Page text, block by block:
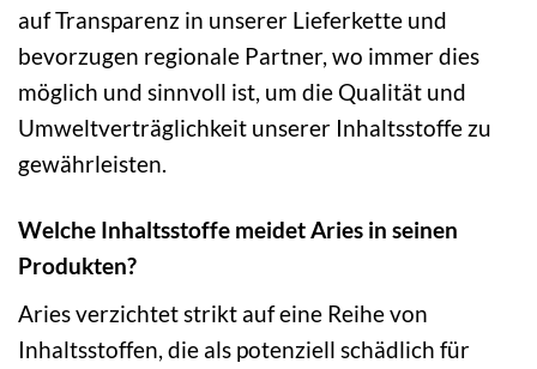
auf Transparenz in unserer Lieferkette und
bevorzugen regionale Partner, wo immer dies
möglich und sinnvoll ist, um die Qualität und
Umweltverträglichkeit unserer Inhaltsstoffe zu
gewährleisten.
Welche Inhaltsstoffe meidet Aries in seinen
Produkten?
Aries verzichtet strikt auf eine Reihe von
Inhaltsstoffen, die als potenziell schädlich für